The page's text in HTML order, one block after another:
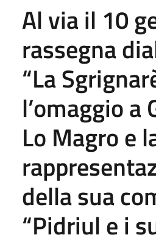
Al via il 10
rassegna
“La
l’omaggio a
Lo Magro e
della sua
“Pidriul e i